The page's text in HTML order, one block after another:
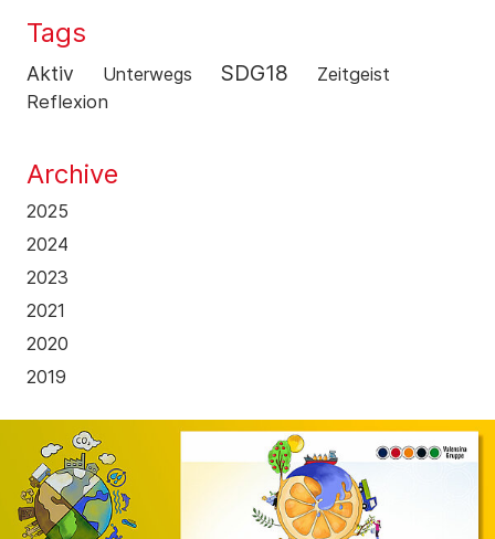
Tags
Aktiv Unterwegs SDG18
Zeitgeist
Reflexion
Archive
2025
2024
2023
2021
2020
2019